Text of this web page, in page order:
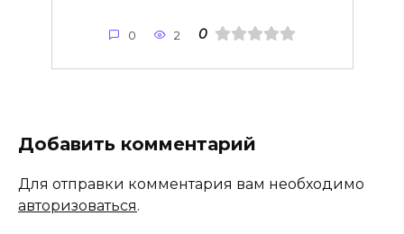
0 2 0
Добавить комментарий
Для отправки комментария вам необходимо
авторизоваться.